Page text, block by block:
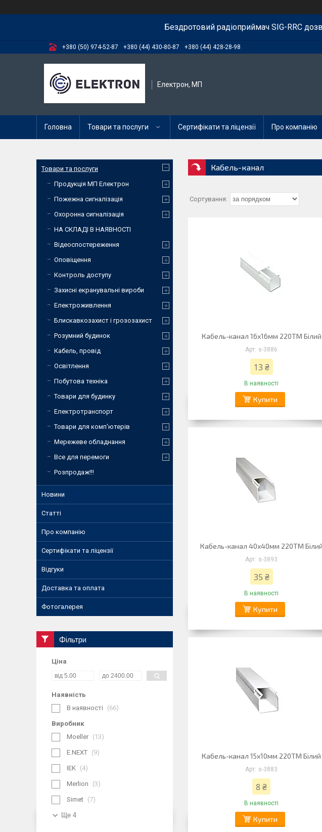
Бездротовий радіоприймач SIG-RRC
+380 (50) 974-52-87 +380 (44) 430-80-87 +380 (44) 428-28-98
Електрон, МП
Головна Товари та послуги Сертифікати та ліцензії Про компанію
Кабель-канал
Кабель-канал 16х16мм 220ТМ Білий
s-3886
13 ₴
В наявності
Купити
Кабель-канал 40х40мм 220ТМ Білий
s-3893
35 ₴
В наявності
Купити
Кабель-канал 15х10мм 220ТМ Білий
s-3883
8 ₴
В наявності
Купити
Товари та послуги
Продукція МП Електрон
Пожежна сигналізація
Охоронна сигналізація
НА СКЛАДІ В НАЯВНОСТІ
Відеоспостереження
Оповіщення
Контроль доступу
Захисні екранувальні вироби
Електроживлення
Блискавкозахист і грозозахист
Розумний будинок
Кабель, провід
Освітлення
Побутова техніка
Товари для будинку
Електротранспорт
Товари для комп'ютерів
Мережеве обладнання
Все для перемоги
Розпродаж!!!
Новини
Статті
Про компанію
Сертифікати та ліцензії
Відгуки
Доставка та оплата
Фотогалерея
Фільтри
Ціна
Наявність
В наявності
66
Виробник
Moeller
13
E.NEXT 9
IEK 4
Merlion 3
Simet 7
Ще 4